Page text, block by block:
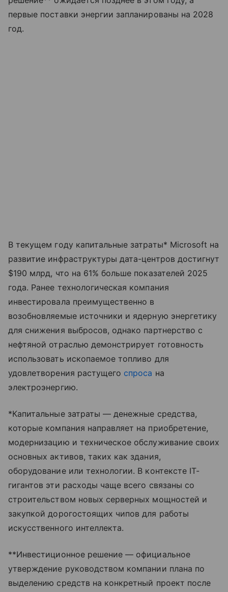
первые поставки энергии запланированы на 2028
год.
В текущем году капитальные затраты* Microsoft на
развитие инфраструктуры дата-центров достигнут
$190 млрд, что на 61% больше показателей 2025
года. Ранее технологическая компания
инвестировала преимущественно в
возобновляемые источники и ядерную энергетику
для снижения выбросов, однако партнерство с
нефтяной отраслью демонстрирует готовность
использовать ископаемое топливо для
удовлетворения растущего спроса на
электроэнергию.
*Капитальные затраты — денежные средства,
которые компания направляет на приобретение,
модернизацию и техническое обслуживание своих
основных активов, таких как здания,
оборудование или технологии. В контексте IT-
гигантов эти расходы чаще всего связаны со
строительством новых серверных мощностей и
закупкой дорогостоящих чипов для работы
искусственного интеллекта.
**Инвестиционное решение — официальное
утверждение руководством компании плана по
выделению средств на конкретный проект после